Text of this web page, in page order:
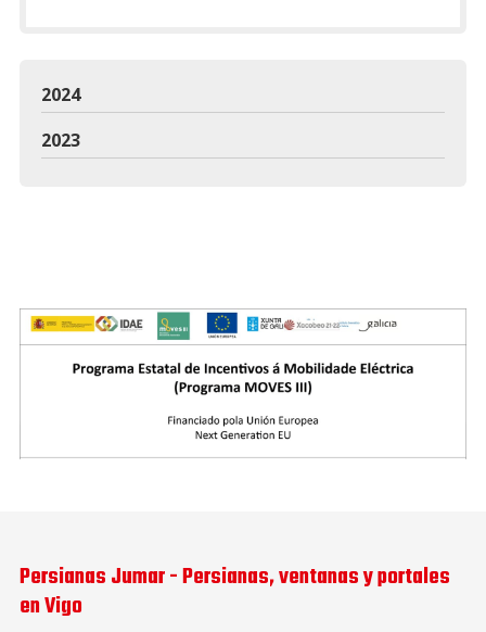
2024
2023
Persianas Jumar - Persianas, ventanas y portales
en Vigo